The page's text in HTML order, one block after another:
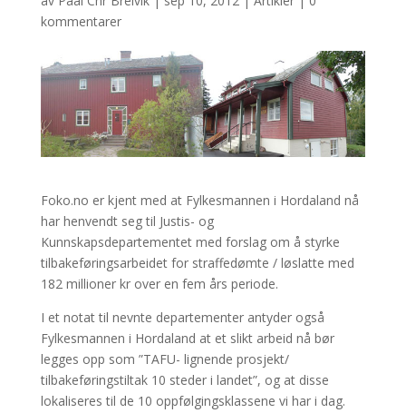
kommentarer
Foko.no er kjent med at Fylkesmannen i Hordaland nå
har henvendt seg til Justis- og
Kunnskapsdepartementet med forslag om å styrke
tilbakeføringsarbeidet for straffedømte / løslatte med
182 millioner kr over en fem års periode.
I et notat til nevnte departementer antyder også
Fylkesmannen i Hordaland at et slikt arbeid nå bør
legges opp som ”TAFU- lignende prosjekt/
tilbakeføringstiltak 10 steder i landet”, og at disse
lokaliseres til de 10 oppfølgingsklassene vi har i dag.